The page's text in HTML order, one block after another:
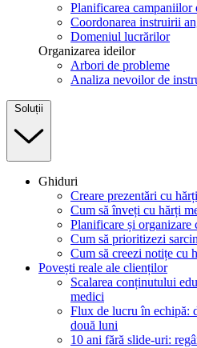
Planificarea campaniilor
Coordonarea instruirii
Domeniul lucrărilor
Organizarea ideilor
Arbori de probleme
Analiza nevoilor de
Soluții
Ghiduri
Creare prezentări cu
Cum să înveți cu hărți
Planificare și organizare
Cum să prioritizezi
Cum să creezi notițe cu
Povești reale ale clienților
Scalarea conținutului
medici
Flux de lucru în echipă:
două luni
10 ani fără slide-uri: